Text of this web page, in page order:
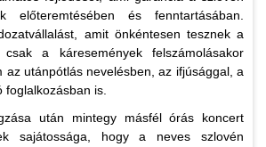
előteremtésében és fenntartásában.
amit önkéntesen tesznek a
a káresemények felszámolásakor
az utánpótlás nevelésben, az ifjúsággal, a
foglalkozásban is.
után mintegy másfél órás koncert
sajátossága, hogy a neves szlovén